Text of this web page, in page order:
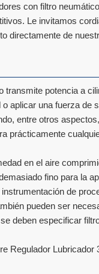
con filtro
Le invitamos
directamente de
potencia a
aplicar una fuerza de
entre otros
prácticamente
en el aire
fino para la
de
pueden ser
deben especificar